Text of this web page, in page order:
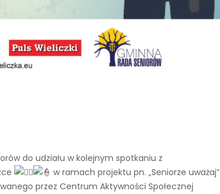
do udziału w kolejnym spotkaniu z
w ramach projektu pn. „Seniorze uważaj”
przez Centrum Aktywności Społecznej